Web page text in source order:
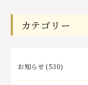
事
カテゴリー
お知らせ (530)